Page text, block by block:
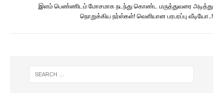
இளம் பெண்ணிடம் மோசமாக நடந்து கொண்ட மருத்துவரை அடித்து
நொறுக்கிய நர்ஸ்கள்! வெளியான பரபரப்பு வீடியோ..!